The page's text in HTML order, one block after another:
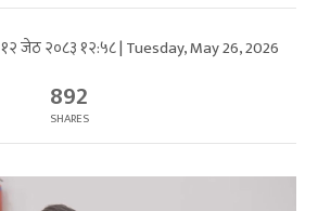
१२ जेठ २०८३ १२:५८ | Tuesday, May 26, 2026
892
SHARES